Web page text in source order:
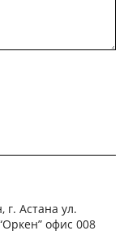
г. Астана ул.
офис 008